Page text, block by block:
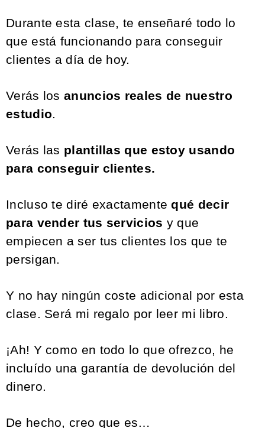
Durante esta clase, te enseñaré todo lo
que está funcionando para conseguir
clientes a día de hoy.
Verás los anuncios reales de nuestro
estudio.
Verás las plantillas que estoy usando
para conseguir clientes.
Incluso te diré exactamentequé decir
para vender tus servicios y que
empiecen a ser tus clientes los que te
persigan.
Y no hay ningún coste adicional por esta
clase. Será mi regalo por leer mi libro.
¡Ah! Y como en todo lo que ofrezco, he
incluído una garantía de devolución del
dinero.
De hecho, creo que es…